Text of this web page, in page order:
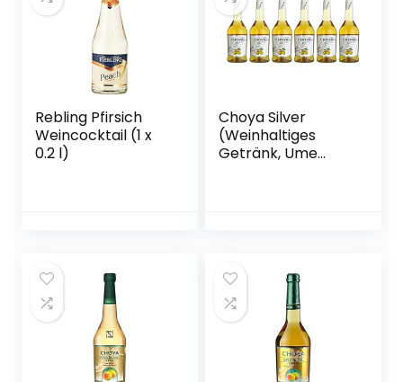
Rebling Pfirsich
Weincocktail (1 x
0.2 l)
Choya Silver
(Weinhaltiges
Getränk, Ume